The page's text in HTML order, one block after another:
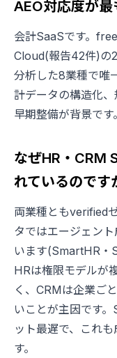
AEO対応度が最
会計SaaSです。
Cloud(報告42件)の
分析した8業種で唯
計データの構造化
早期整備が背景です。
なぜHR・CRM
れているのです
両業種ともverified
タではエージェン
います(SmartHR・
HRは権限モデルが
く、CRMは企業ご
いことが主因です
ット最遅で、これ
す。